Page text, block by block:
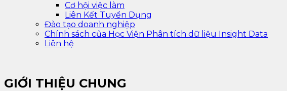
Cơ hội việc làm
Liên Kết Tuyển Dụng
Đào tạo doanh nghiệp
Chính sách của Học Viện Phân tích dữ liệu Insight Data
Liên hệ
GIỚI THIỆU CHUNG